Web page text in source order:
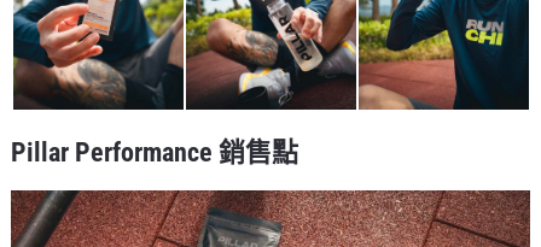
Pillar Performance 銷售點